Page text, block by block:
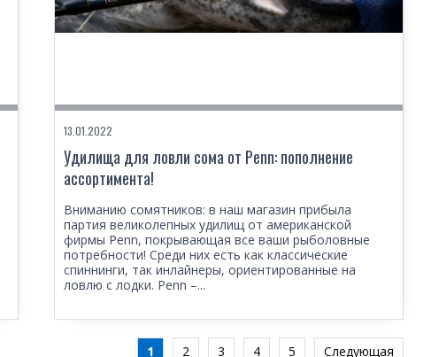
13.01.2022
Удилища для ловли сома от Penn: пополнение
ассортимента!
Вниманию сомятников: в наш магазин прибыла
партия великолепных удилищ от американской
фирмы Penn, покрывающая все ваши рыболовные
потребности! Среди них есть как классические
спиннинги, так инлайнеры, ориентированные на
ловлю с лодки. Penn –...
1 2 3 4 5 Следующая